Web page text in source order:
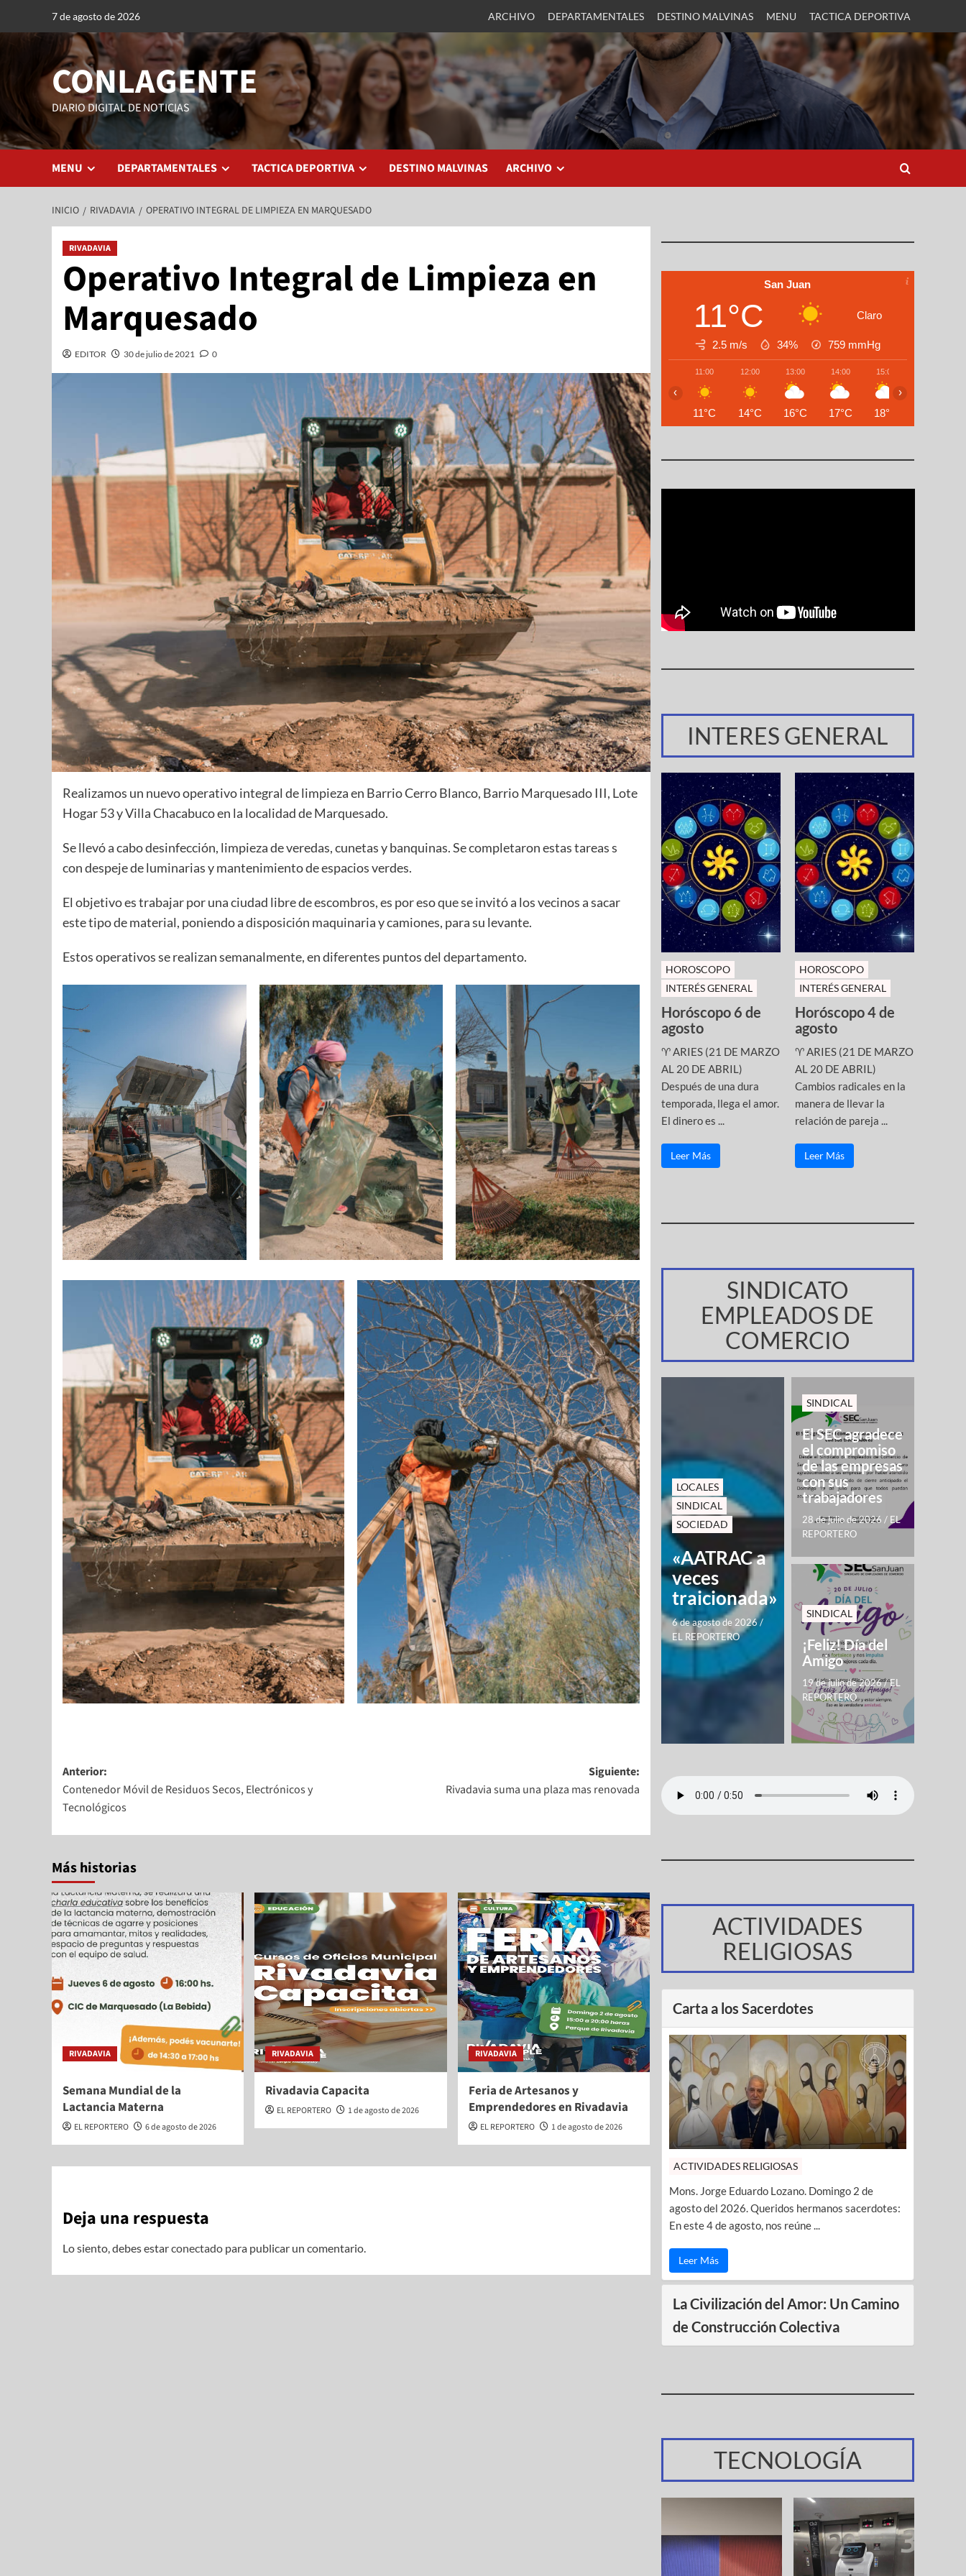
7 de agosto de 2026 ARCHIVO DEPARTAMENTALES DESTINO MALVINAS MENU TACTICA DEPORTIVA
CONLAGENTE
DIARIO DIGITAL DE NOTICIAS
MENU DEPARTAMENTALES TACTICA DEPORTIVA DESTINO MALVINAS ARCHIVO
INICIO RIVADAVIA OPERATIVO INTEGRAL DE LIMPIEZA EN MARQUESADO
RIVADAVIA
Operativo Integral de Limpieza en
Marquesado
EDITOR 30 de julio de 2021 0
Realizamos un nuevo operativo integral de limpieza en Barrio Cerro Blanco, Barrio Marquesado III, Lote
Hogar 53 y Villa Chacabuco en la localidad de Marquesado.
Se llevó a cabo desinfección, limpieza de veredas, cunetas y banquinas. Se completaron estas tareas s
con despeje de luminarias y mantenimiento de espacios verdes.
El objetivo es trabajar por una ciudad libre de escombros, es por eso que se invitó a los vecinos a sacar
este tipo de material, poniendo a disposición maquinaria y camiones, para su levante.
Estos operativos se realizan semanalmente, en diferentes puntos del departamento.
Anterior:
Contenedor Móvil de Residuos Secos, Electrónicos y
Tecnológicos
Siguiente:
Rivadavia suma una plaza mas renovada
Más historias
RIVADAVIA
Semana Mundial de la
Lactancia Materna
EL REPORTERO 6 de agosto de 2026
RIVADAVIA
Rivadavia Capacita
EL REPORTERO 1 de agosto de 2026
RIVADAVIA
Feria de Artesanos y
Emprendedores en Rivadavia
EL REPORTERO 1 de agosto de 2026
Deja una respuesta
Lo siento, debes estarconectado para publicar un comentario.
San Juan
11°C Claro
2.5 m/s 34% 759 mmHg
11:00
11°C
12:00
14°C
13:00
16°C
14:00
17°C
15:00
18°C
‹ ›
INTERES GENERAL
HOROSCOPO
INTERÉS GENERAL
Horóscopo 6 de
agosto
♈ ARIES (21 DE MARZO
AL 20 DE ABRIL)
Después de una dura
temporada, llega el amor.
El dinero es ...
Leer Más
HOROSCOPO
INTERÉS GENERAL
Horóscopo 4 de
agosto
♈ ARIES (21 DE MARZO
AL 20 DE ABRIL)
Cambios radicales en la
manera de llevar la
relación de pareja ...
Leer Más
SINDICATO
EMPLEADOS DE
COMERCIO
LOCALES
SINDICAL
SOCIEDAD
«AATRAC a
veces
traicionada»
6 de agosto de 2026/
EL REPORTERO
SINDICAL
El SEC agradece
el compromiso
de las empresas
con sus
trabajadores
28 de julio de 2026 / EL
REPORTERO
SINDICAL
¡Feliz! Día del
Amigo
19 de julio de 2026/EL
REPORTERO
ACTIVIDADES
RELIGIOSAS
Carta a los Sacerdotes
ACTIVIDADES RELIGIOSAS
Mons. Jorge Eduardo Lozano. Domingo 2 de
agosto del 2026. Queridos hermanos sacerdotes:
En este 4 de agosto, nos reúne ...
Leer Más
La Civilización del Amor: Un Camino
de Construcción Colectiva
TECNOLOGÍA